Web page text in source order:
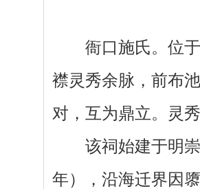
衙口施氏。位于
襟灵秀余脉，前布
对，互为鼎立。灵
该祠始建于明崇
年），沿海迁界因